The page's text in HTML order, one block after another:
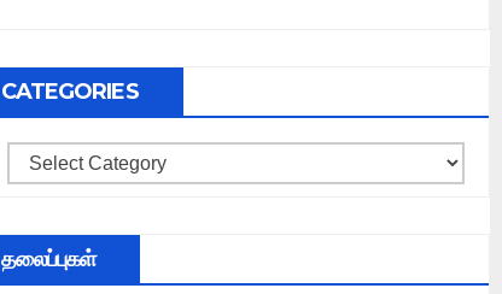
CATEGORIES
Categories
தலைப்புகள்